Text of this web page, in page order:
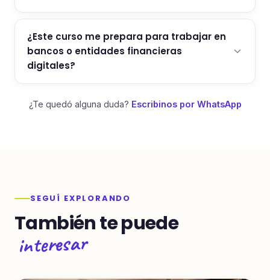
¿Este curso me prepara para trabajar en
bancos o entidades financieras
digitales?
¿Te quedó alguna duda? Escribinos por WhatsApp
SEGUÍ EXPLORANDO
También te puede
interesar